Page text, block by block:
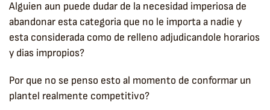
Alguien aun puede dudar de la necesidad imperiosa de
abandonar esta categoria que no le importa a nadie y
esta considerada como de relleno adjudicandole horarios
y dias impropios?
Por que no se penso esto al momento de conformar un
plantel realmente competitivo?